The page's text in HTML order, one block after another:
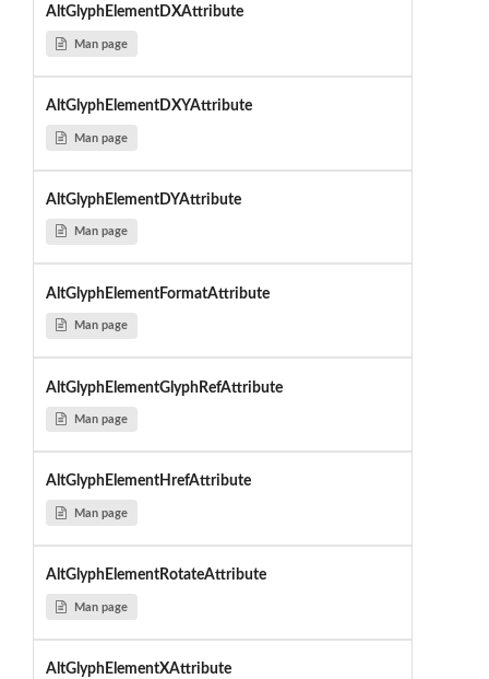
AltGlyphElementDXAttribute
Man page
AltGlyphElementDXYAttribute
Man page
AltGlyphElementDYAttribute
Man page
AltGlyphElementFormatAttribute
Man page
AltGlyphElementGlyphRefAttribute
Man page
AltGlyphElementHrefAttribute
Man page
AltGlyphElementRotateAttribute
Man page
AltGlyphElementXAttribute